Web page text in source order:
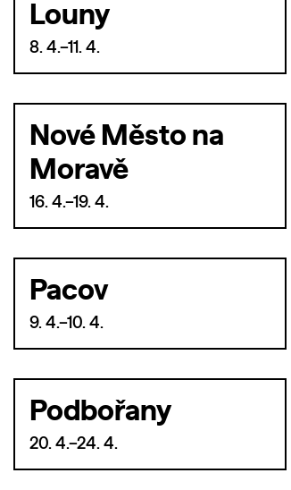
Louny
8. 4.–11. 4.
Nové Město na
Moravě
16. 4.–19. 4.
Pacov
9. 4.–10. 4.
Podbořany
20. 4.–24. 4.